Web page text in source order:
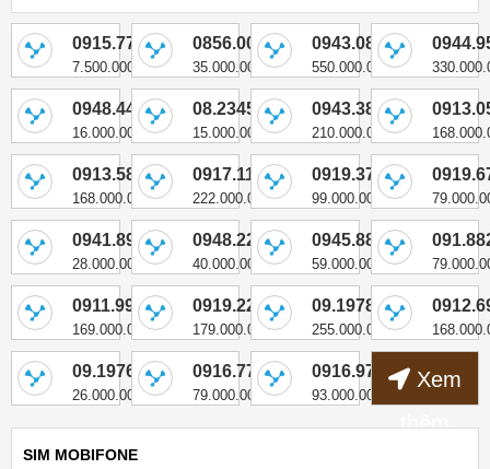
0915.77.00.55
7.500.000
0856.00.3333
35.000.000
0943.088888
550.000.000
0948.44.88.44
16.000.000
08.23456709
15.000.000
0943.38.38.38
210.000.000
0913.58.3333
168.000.000
0917.111.888
222.000.000
0919.377.999
99.000.000
0941.89.79.89
28.000.000
0948.22.66.99
40.000.000
0945.886.999
59.000.000
0911.9999.89
169.000.000
0919.226.868
179.000.000
09.1978.7777
255.000.000
09.1976.1666
26.000.000
0916.779.888
79.000.000
0916.979.888
93.000.000
Xem
thêm
SIM MOBIFONE